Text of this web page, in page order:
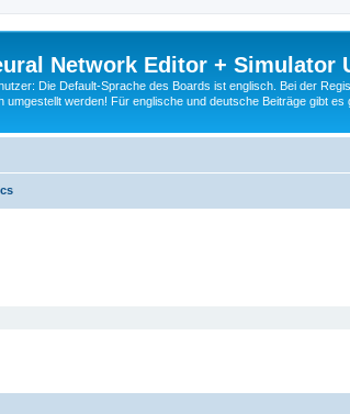
Network Editor + Simulator
Die Default-Sprache des Boards ist englisch. Bei der
umgestellt werden! Für englische und deutsche Beiträge gibt es